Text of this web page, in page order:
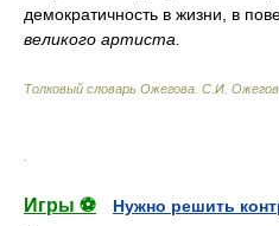
демократичность в жизни, в
великого артиста.
Толковый словарь Ожегова С.И.
Игры ⚽
Нужно решить